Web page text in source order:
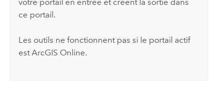
ce portail.
Les outils ne fonctionnent pas si le portail actif
estArcGIS Online.